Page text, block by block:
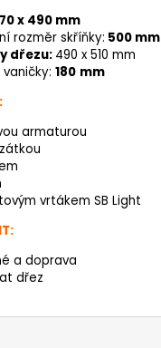
x 490 mm
rozměr skříňky: 500 mm
dřezu: 490 x 510 mm
180 mm
armaturou
vrtákem SB Light
a doprava
dřez